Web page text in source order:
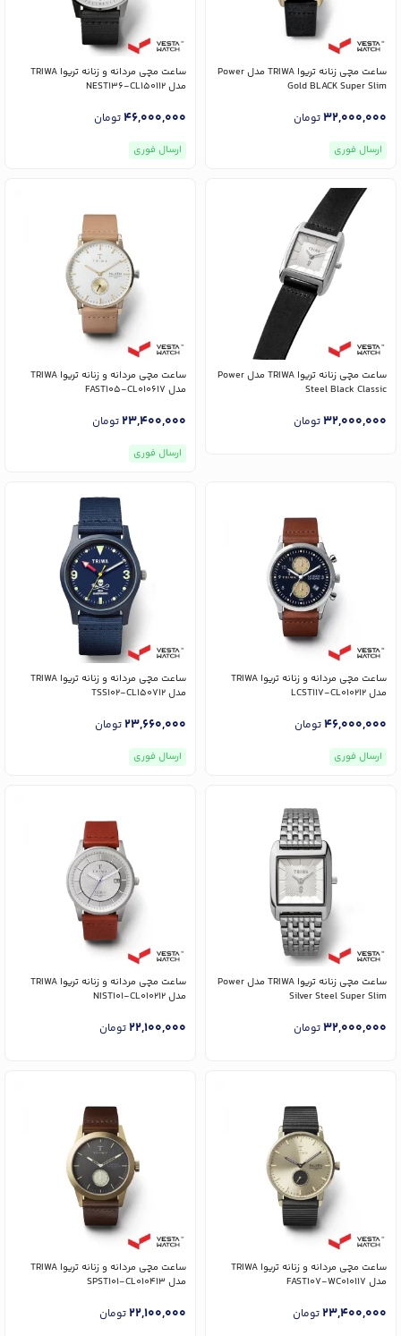
ساعت مچی زنانه تریوا TRIWA مدل Power
Gold BLACK Super Slim
32,000,000تومان
ارسال فوری
ساعت مچی مردانه و زنانه تریوا TRIWA
مدل NEST136-CL150112
46,000,000تومان
ارسال فوری
ساعت مچی زنانه تریوا TRIWA مدل Power
Steel Black Classic
32,000,000تومان
ساعت مچی مردانه و زنانه تریوا TRIWA
مدل FAST105-CL010617
23,400,000تومان
ارسال فوری
ساعت مچی مردانه و زنانه تریوا TRIWA
مدل LCST117-CL010212
46,000,000تومان
ارسال فوری
ساعت مچی مردانه و زنانه تریوا TRIWA
مدل TSS102-CL150712
23,660,000تومان
ارسال فوری
ساعت مچی زنانه تریوا TRIWA مدل Power
Silver Steel Super Slim
32,000,000تومان
ساعت مچی مردانه و زنانه تریوا TRIWA
مدل NIST101-CL010212
22,100,000تومان
ساعت مچی مردانه و زنانه تریوا TRIWA
مدل FAST107-WC010117
23,400,000تومان
ساعت مچی مردانه و زنانه تریوا TRIWA
مدل SPST101-CL010413
22,100,000تومان